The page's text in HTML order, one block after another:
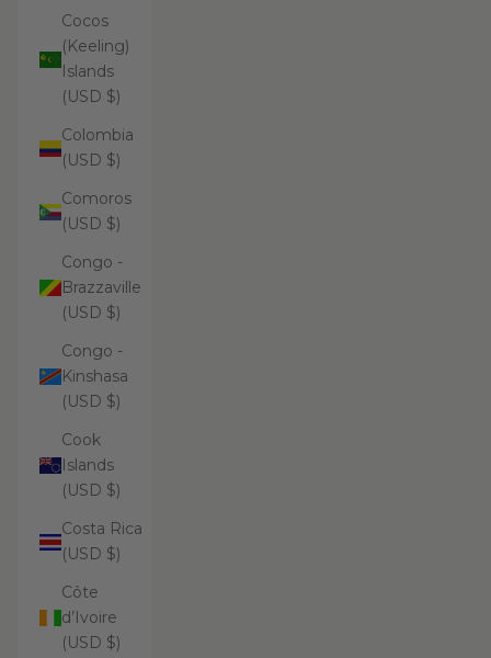
Cocos
(Keeling)
Islands
(USD $)
Colombia
(USD $)
Comoros
(USD $)
Congo -
Brazzaville
(USD $)
Congo -
Kinshasa
(USD $)
Cook
Islands
(USD $)
Costa Rica
(USD $)
Côte
d’Ivoire
(USD $)